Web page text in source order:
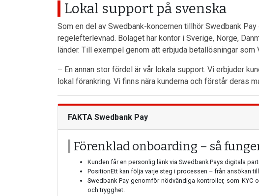
Lokal support på svenska
Som en del av Swedbank-koncernen tillhör Swedbank
regelefterlevnad. Bolaget har kontor i Sverige, Norge,
länder. Till exempel genom att erbjuda betallösningar
– En annan stor fördel är vår lokala support. Vi erbjuder
lokal förankring. Vi finns nära kunderna och förstår deras
FAKTA Swedbank Pay
Förenklad onboarding – så
Kunden får en personlig länk via Swedbank Pays digitala
PositionEtt kan följa varje steg i processen – från ansökan
Swedbank Pay genomför nödvändiga kontroller, som KYC
och trygghet.